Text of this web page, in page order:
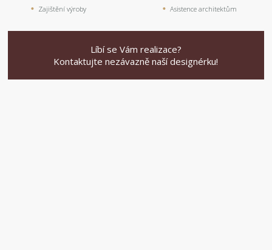
Zajištění výroby
Asistence architektům
Líbí se Vám realizace?
Kontaktujte nezávazně naší designérku!